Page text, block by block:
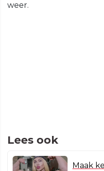
weer.
Lees ook
Maak